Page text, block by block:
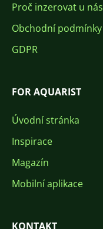
Proč inzerovat u nás
Obchodní podmínky
GDPR
FOR AQUARIST
Úvodní stránka
Inspirace
Magazín
Mobilní aplikace
KONTAKT